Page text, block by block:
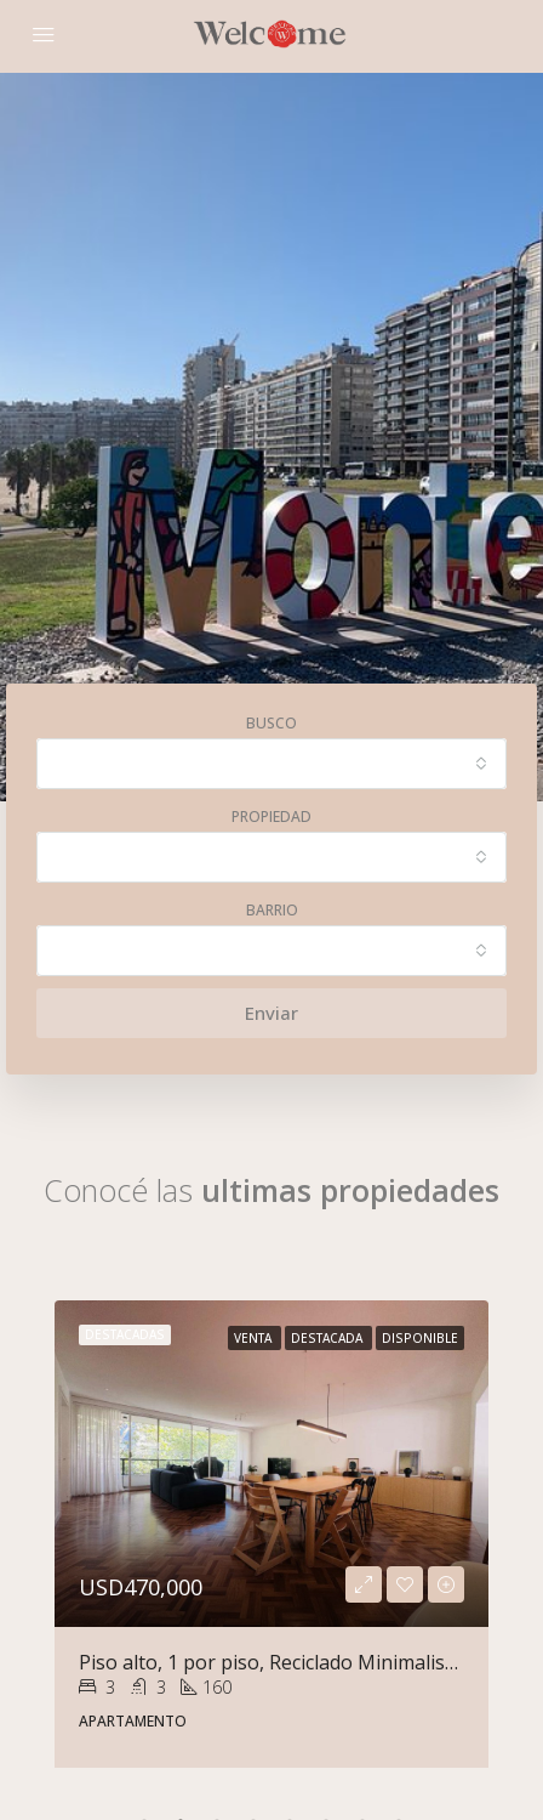
BUSCO
PROPIEDAD
BARRIO
Enviar
Conocé las ultimas propiedades
VENTA DESTACADA DISPONIBLE
USD470,000
Piso alto, 1 por piso, Reciclado Minimalista Gran Terraza en Punta Carretas
3 3 160
APARTAMENTO